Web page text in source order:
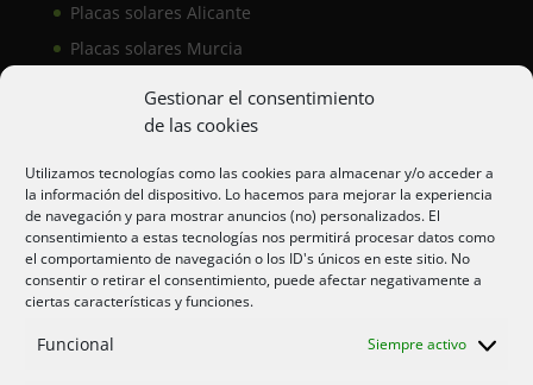
Gestionar el consentimiento
de las cookies
Utilizamos tecnologías como las cookies para almacenar y/o acceder a
la información del dispositivo. Lo hacemos para mejorar la experiencia
de navegación y para mostrar anuncios (no) personalizados. El
consentimiento a estas tecnologías nos permitirá procesar datos como
el comportamiento de navegación o los ID's únicos en este sitio. No
consentir o retirar el consentimiento, puede afectar negativamente a
ciertas características y funciones.
Funcional Siempre activo
Placas solares Alicante
Placas solares Murcia
Aire acondicionado Alicante
Aire acondicionador Murcia
Aire acondicionado San Juan